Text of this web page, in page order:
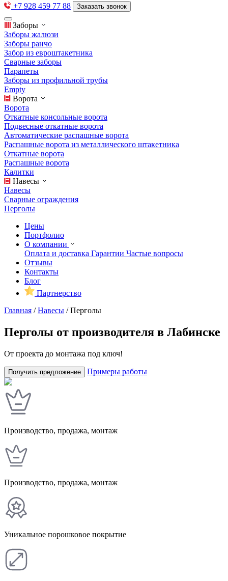
+7 928 459 77 88 Заказать звонок
Заборы
Заборы жалюзи
Заборы ранчо
Забор из евроштакетника
Сварные заборы
Парапеты
Заборы из профильной трубы
Empty
Ворота
Ворота
Откатные консольные ворота
Подвесные откатные ворота
Автоматические распашные ворота
Распашные ворота из металлического штакетника
Откатные ворота
Распашные ворота
Калитки
Навесы
Навесы
Сварные ограждения
Перголы
Цены
Портфолио
О компании
Оплата и доставка Гарантии Частые вопросы
Отзывы
Контакты
Блог
Партнерство
Главная /Навесы /Перголы
Перголы от производителя в Лабинске
От проекта до монтажа под ключ!
Получить предложение Примеры работы
Производство, продажа, монтаж
Производство, продажа, монтаж
Уникальное порошковое покрытие